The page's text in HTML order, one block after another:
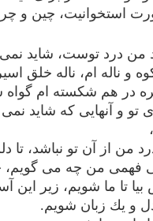
استخوانیت، چین و
من درد توست، شاید
و ناله ام، ناله خلق
در هم شكسته ام
تو و آنهایی كه شاید
من از آن تو نباشد، تا
فهمی من چه می گویم،
تا ما شویم، زیر این
و یك زبان شویم.